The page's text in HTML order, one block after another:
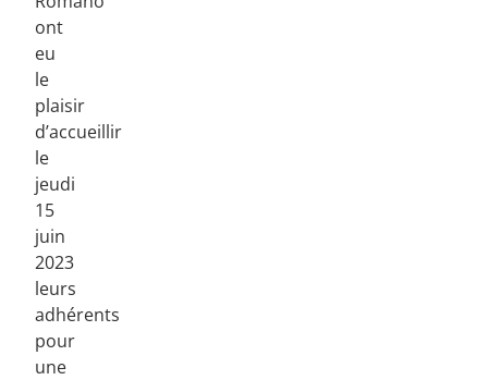
ont
eu
le
plaisir
d’accueillir
le
jeudi
15
juin
2023
leurs
adhérents
pour
une